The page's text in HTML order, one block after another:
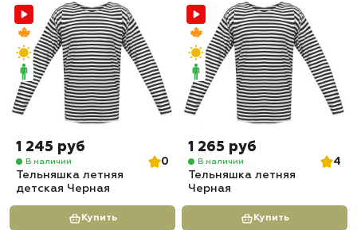
1 245 руб
В наличии
0
Тельняшка летняя
детская Черная
Купить
1 265 руб
В наличии
4
Тельняшка летняя
Черная
Купить